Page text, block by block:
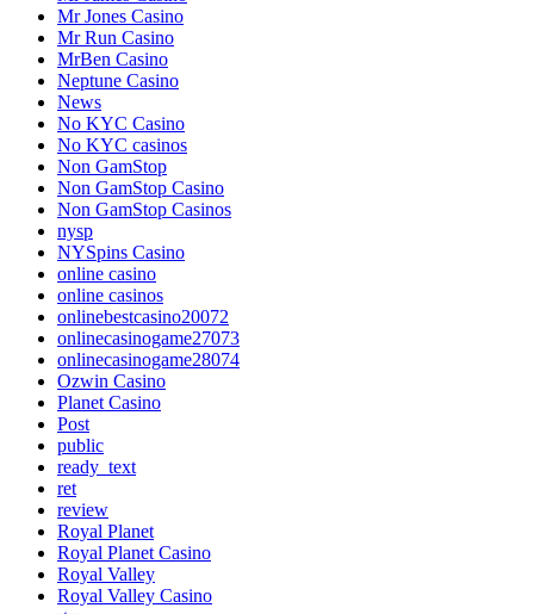
Mr Jones Casino
Mr Run Casino
MrBen Casino
Neptune Casino
News
No KYC Casino
No KYC casinos
Non GamStop
Non GamStop Casino
Non GamStop Casinos
nysp
NYSpins Casino
online casino
online casinos
onlinebestcasino20072
onlinecasinogame27073
onlinecasinogame28074
Ozwin Casino
Planet Casino
Post
public
ready_text
ret
review
Royal Planet
Royal Planet Casino
Royal Valley
Royal Valley Casino